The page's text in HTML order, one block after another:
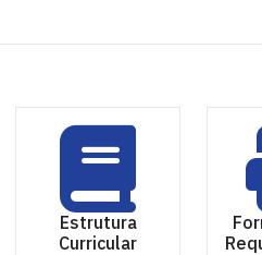
Estrutura
Curricular